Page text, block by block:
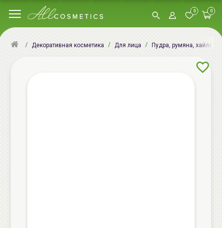
0 0
Декоративная косметика Для лица Пудра, румяна, хайлатер